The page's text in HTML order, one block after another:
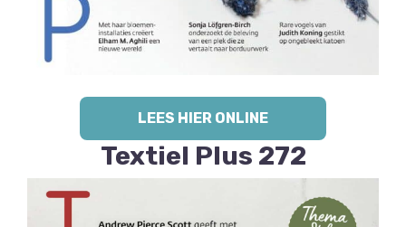
LEES HIER ONLINE
Textiel Plus 272